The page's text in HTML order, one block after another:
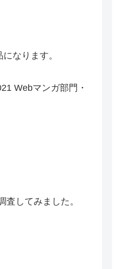
なります。
Webマンガ部門・
してみました。